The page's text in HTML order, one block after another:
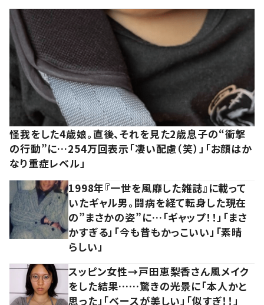
怪我をした4歳娘。直後、それを見た2歳息子の“衝撃
の行動”に…254万回表示「凄い配慮（笑）」「お顔はか
なり重症レベル」
1998年『一世を風靡した雑誌』に載って
いたギャル男。闘病を経て転身した現在
の”まさかの姿”に…「ギャップ！！」「まさ
かすぎる」「今も昔もかっこいい」「素晴
らしい」
スッピン女性→戸田恵梨香さん風メイク
をした結果……驚きの光景に「本人かと
思った」「ベースが美しい」「似すぎ！！」